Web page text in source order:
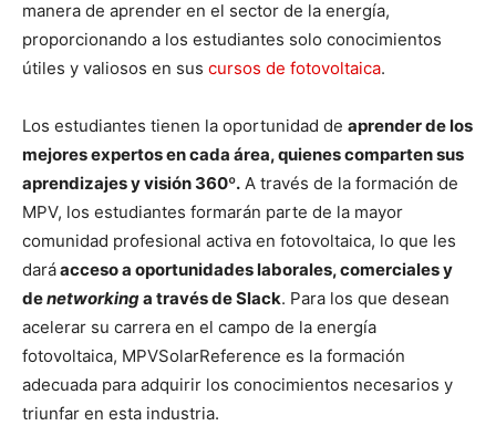
manera de aprender en el sector de la energía,
proporcionando a los estudiantes solo conocimientos
útiles y valiosos en sus cursos de fotovoltaica.
Los estudiantes tienen la oportunidad de aprender de los
mejores expertos en cada área, quienes comparten sus
aprendizajes y visión 360º. A través de la formación de
MPV, los estudiantes formarán parte de la mayor
comunidad profesional activa en fotovoltaica, lo que les
daráacceso a oportunidades laborales, comerciales y
denetworkinga través de Slack. Para los que desean
acelerar su carrera en el campo de la energía
fotovoltaica, MPVSolarReference es la formación
adecuada para adquirir los conocimientos necesarios y
triunfar en esta industria.